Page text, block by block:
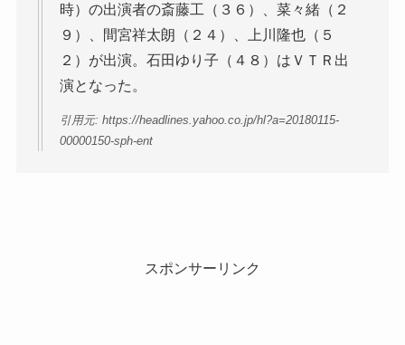
時）の出演者の斎藤工（３６）、菜々緒（２
９）、間宮祥太朗（２４）、上川隆也（５
２）が出演。石田ゆり子（４８）はＶＴＲ出
演となった。
引用元: https://headlines.yahoo.co.jp/hl?a=20180115-
00000150-sph-ent
スポンサーリンク